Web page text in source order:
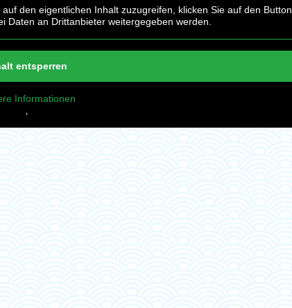
auf den eigentlichen Inhalt zuzugreifen, klicken Sie auf den Button
Daten an Drittanbieter weitergegeben werden.
entsperren
Informationen
‚